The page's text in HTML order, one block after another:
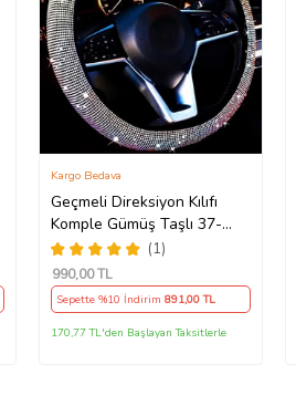
Geçmeli Direksiyon Kılıfı
Komple Gümüş Taşlı 37-
38Cm
(1)
Kargo Bedava
990,00 TL
Sepette %10 İndirim 891,00 TL
170,77 TL'den Başlayan Taksitlerle